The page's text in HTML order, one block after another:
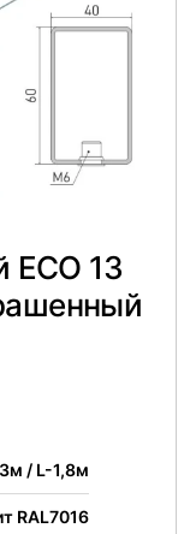
ЕСО 13
/ L-1,8м
RAL7016